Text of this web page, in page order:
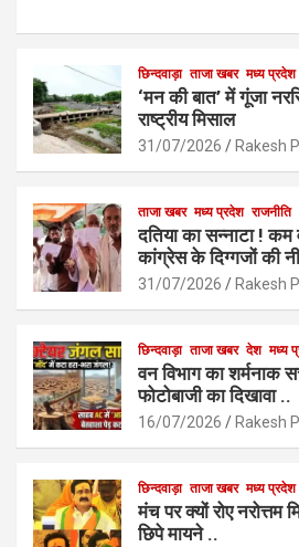
b
o
o
k
s
A
p
p
e
छिन्दवाड़ा ताजा खबर मध्य प्रदेश
‘मन की बात’ में गूंजा
राष्ट्रीय मिसाल
31/07/2026 Rakesh
ताजा खबर मध्य प्रदेश राजनीति
दतिया का सन्नाटा !
कांग्रेस के दिग्गजों की
31/07/2026 Rakesh
छिन्दवाड़ा ताजा खबर देश मध्य
वन विभाग का
फोटोबाजी का दिखावा ..
16/07/2026 Rakesh
छिन्दवाड़ा ताजा खबर मध्य प्रदेश
मंच पर क्यों रोए
छिपे मायने ..